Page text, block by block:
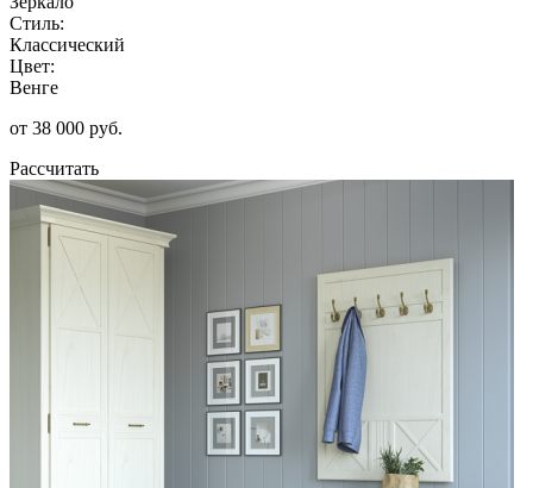
Стиль:
Классический
Цвет:
Венге
от 38 000 руб.
Рассчитать